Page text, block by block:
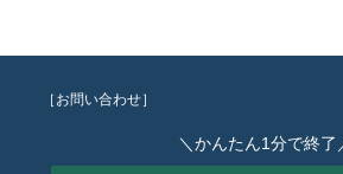
［お問い合わせ］
＼かんたん1分で終了